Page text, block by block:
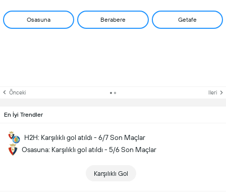
Osasuna Berabere Getafe
Önceki Ileri
En İyi Trendler
H2H: Karşılıklı gol atıldı - 6/7 Son Maçlar
Osasuna: Karşılıklı gol atıldı - 5/6 Son Maçlar
Karşılıklı Gol